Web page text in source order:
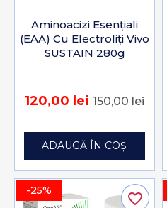
Aminoacizi Esențiali
(EAA) Cu Electroliți Vivo
SUSTAIN 280g
120,00 lei 150,00 lei
ADAUGĂ ÎN COȘ
-25% favorite_border